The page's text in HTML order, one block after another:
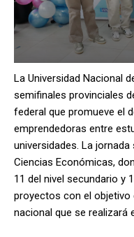
La Universidad Nacional
semifinales provinciales
federal que promueve el
emprendedoras entre
universidades. La
Ciencias Económicas,
11 del nivel secundario y
proyectos con el objetivo
nacional que se realizará